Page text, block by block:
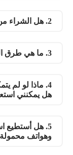
2. هل الشراء من موقع الويب الخاص بكم آمنًا؟
3. ما هي طرق الدفع التي تقبلونها؟
4. ماذا لو لم
هل يمكنني
5. هل أستطيع
وهواتف